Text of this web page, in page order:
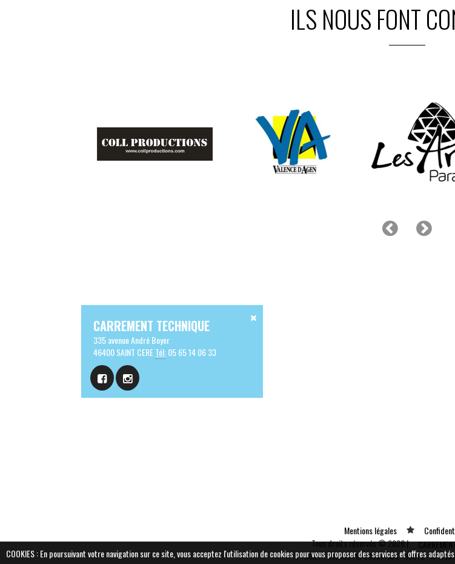
ILS NOUS FONT
CARREMENT TECHNIQUE
335 avenue André Boyer
46400 SAINT CERETél:05 65 14 06 33
Mentions légales
Tous droits réservés © 2026 |
N° SIRET : 489 153 718 00031 - APE : 9001 Z - N° TVA
COOKIES : En poursuivant votre navigation sur ce site, vous acceptez l'utilisation de cookies pour vous proposer des services et offres